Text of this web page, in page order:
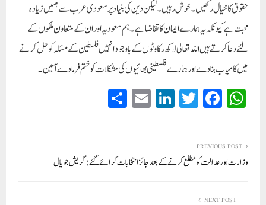
حقوق کا خیال رکھیں۔ خوش رہیں۔ لیکن دین کی بنیاد پر سعودی عرب سے ہمیں زیادہ
محبت ہے کیونکہ یہ ہمارے ایمان کا تقاضا ہے۔ ہم سعودیہ اور ان کے متعاون ملکوں کے
لئے دعا کرتے ہیں اللہ تعالی لاکھ رکاوٹوں کے باوجود انہیں فلسطین کے مسئلہ کو حل کرنے
میں کامیاب بنادے اور ہمارے فلسطینی بھائیوں کی مشکلات کو ختم فرمادے آمین۔
W
ha
A
pp
Fa
ce
ok
T
wi
Li
nk
In
E
m
PREVIOUS POST
وزارت اور عدالت کو مطلع کرنے کے بعد جائز انتخابات کرائے گئے : گریش جويال
NEXT POST